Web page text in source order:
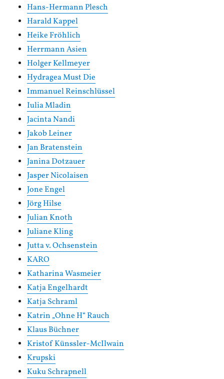
Hans-Hermann Plesch
Harald Kappel
Heike Fröhlich
Herrmann Asien
Holger Kellmeyer
Hydragea Must Die
Immanuel Reinschlüssel
Iulia Mladin
Jacinta Nandi
Jakob Leiner
Jan Bratenstein
Janina Dotzauer
Jasper Nicolaisen
Jone Engel
Jörg Hilse
Julian Knoth
Juliane Kling
Jutta v. Ochsenstein
KARO
Katharina Wasmeier
Katja Engelhardt
Katja Schraml
Katrin „Ohne H“ Rauch
Klaus Büchner
Kristof Künssler-McIlwain
Krupski
Kuku Schrapnell